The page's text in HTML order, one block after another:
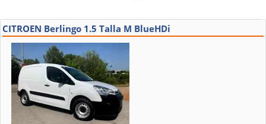
CITROEN Berlingo 1.5 Talla M BlueHDi